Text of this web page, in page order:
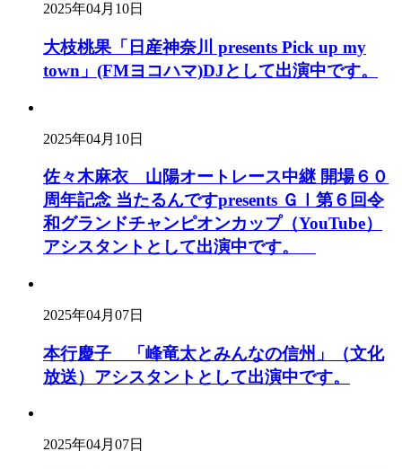
2025年04月10日
大枝桃果「日産神奈川 presents Pick up my
town」(FMヨコハマ)DJとして出演中です。
2025年04月10日
佐々木麻衣 山陽オートレース中継 開場６０
周年記念 当たるんですpresents ＧⅠ第６回令
和グランドチャンピオンカップ（YouTube）
アシスタントとして出演中です。
2025年04月07日
本行慶子 「峰竜太とみんなの信州」（文化
放送）アシスタントとして出演中です。
2025年04月07日